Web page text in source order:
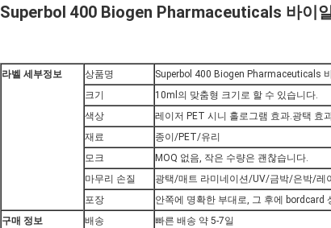
Superbol 400 Biogen Pharmaceuticals 바이
라벨 세부정보 상품명
Superbol 400 Biogen Pharmaceuticals
크기
10ml의 맞춤형 크기로 할 수 있습니다.
색상
레이저 PET 시니 홀로그램 효과.광택 효
재료
종이/PET/유리
모크
MOQ 없음, 작은 수량은 괜찮습니다.
마무리 손질
광택/매트 라미네이션/UV/금박/은박/레
포장
안쪽에 명확한 부대로, 그 후에 bordcard
구매 정보
배송
빠른 배송 약 5-7일